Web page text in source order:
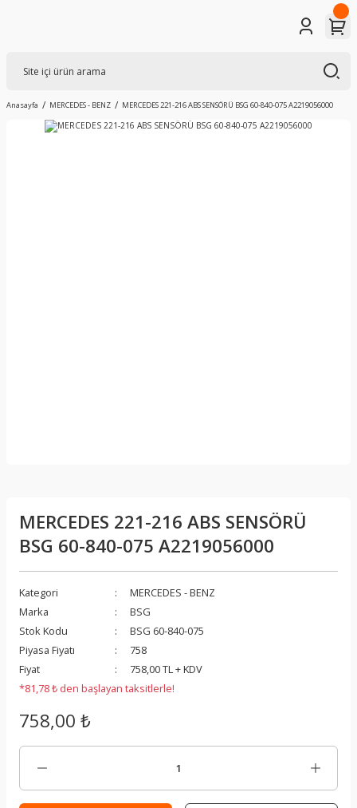
Anasayfa MERCEDES - BENZ MERCEDES 221-216 ABS SENSÖRÜ BSG 60-840-075 A2219056000
MERCEDES 221-216 ABS SENSÖRÜ
BSG 60-840-075 A2219056000
Kategori
MERCEDES - BENZ
Marka
BSG
Stok Kodu
BSG 60-840-075
Piyasa Fiyatı
758
Fiyat
758,00 TL + KDV
*81,78 ₺ den başlayan taksitlerle!
758,00 ₺